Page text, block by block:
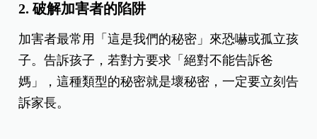
2. 破解加害者的陷阱
加害者最常用「這是我們的秘密」來恐嚇或孤立孩
子。告訴孩子，若對方要求「絕對不能告訴爸
媽」，這種類型的秘密就是壞秘密，一定要立刻告
訴家長。